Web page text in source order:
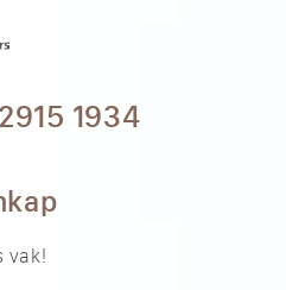
1934
vak!